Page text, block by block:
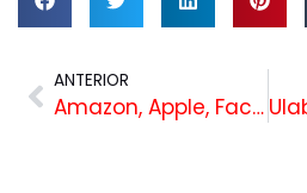
ANTERIOR
Amazon, Apple, Facebook y Google: ¿sacrificar diferenciación por facturación?